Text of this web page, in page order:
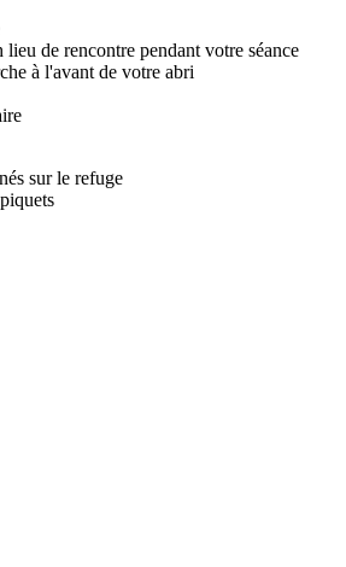
de rencontre pendant votre séance
à l'avant de votre abri
sur le refuge